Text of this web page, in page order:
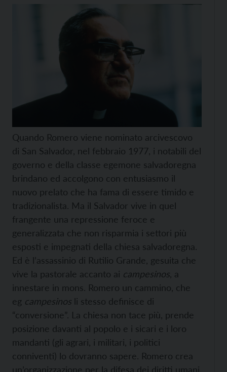
Quando Romero viene nominato arcivescovo
di San Salvador, nel febbraio 1977, i notabili del
governo e della classe egemone salvadoregna
brindano ed accolgono con entusiasmo il
nuovo prelato che ha fama di essere timido e
tradizionalista. Ma il Salvador vive in quel
frangente una repressione feroce e
generalizzata che non risparmia i settori più
esposti e impegnati della chiesa salvadoregna.
Ed è l’assassinio di Rutilio Grande, gesuita che
vive la pastorale accanto ai campesinos , a
innestare in mons. Romero un cammino, che
eg campesinos li stesso definisce di
“conversione”. La chiesa non tace più, prende
posizione davanti al popolo e i sicari e i loro
mandanti (gli agrari, i militari, i politici
conniventi) lo dovranno sapere. Romero crea
un’organizzazione per la difesa dei diritti umani,